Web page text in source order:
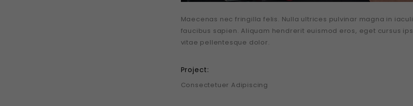
Maecenas nec fringilla felis. Nulla ultrices pulvinar magna in
faucibus sapien. Aliquam hendrerit euismod eros, eget cursus
vitae pellentesque dolor.
Project:
Consectetuer Adipiscing